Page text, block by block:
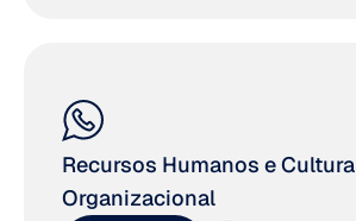
Recursos Humanos e Cultura
Organizacional